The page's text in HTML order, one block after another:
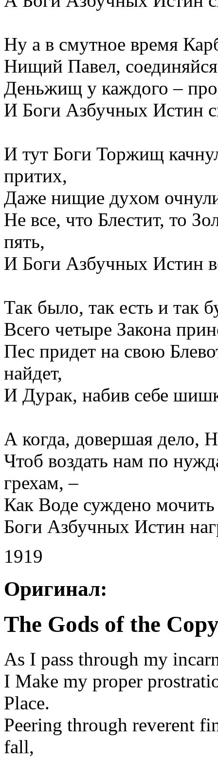
Ну а в смутное время
Нищий Павел,
Деньжищ у каждого –
И Боги Азбучных Истин
И тут Боги Торжищ
притих,
Даже нищие духом
Не все, что Блестит, то
пять,
И Боги Азбучных Истин
Так было, так есть и так
Всего четыре Закона
Пес придет на свою
найдет,
И Дурак, набив себе
А когда, довершая дело,
Чтоб воздать нам по
грехам, –
Как Воде суждено
Боги Азбучных Истин
1919
Оригинал:
The Gods of the
As I pass through my
I Make my proper
Place.
Peering through reverent
fall,